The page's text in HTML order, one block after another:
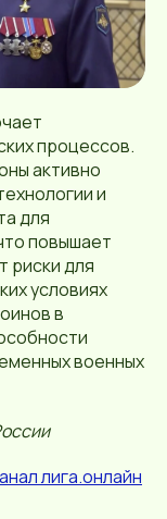
процессов.
активно
и
для
повышает
риски для
условиях
в
военных
лига.онлайн